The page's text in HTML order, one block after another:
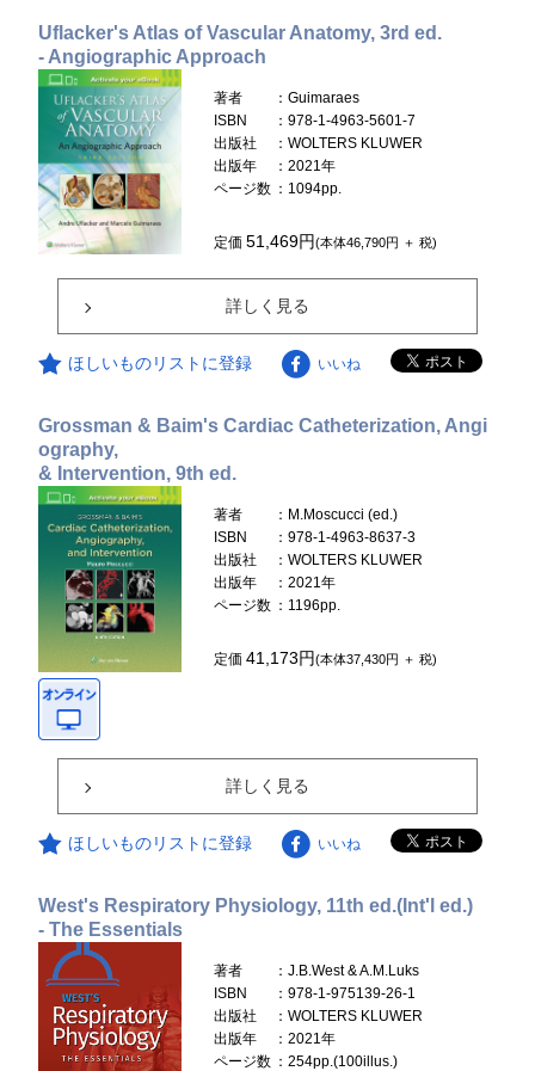
Uflacker's Atlas of Vascular Anatomy, 3rd ed.
- Angiographic Approach
著者
：Guimaraes
ISBN
：978-1-4963-5601-7
出版社
：WOLTERS KLUWER
出版年
：2021年
ページ数 ：1094pp.
定価51,469円(本体46,790円 ＋ 税)
詳しく見る
ほしいものリストに登録 いいね
Grossman & Baim's Cardiac Catheterization, Angi
ography,
& Intervention, 9th ed.
著者
：M.Moscucci (ed.)
ISBN
：978-1-4963-8637-3
出版社
：WOLTERS KLUWER
出版年
：2021年
ページ数 ：1196pp.
定価41,173円(本体37,430円 ＋ 税)
詳しく見る
ほしいものリストに登録 いいね
West's Respiratory Physiology, 11th ed.(Int'l ed.)
- The Essentials
著者
：J.B.West & A.M.Luks
ISBN
：978-1-975139-26-1
出版社
：WOLTERS KLUWER
出版年
：2021年
ページ数 ：254pp.(100illus.)